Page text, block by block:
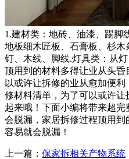
1.建材类：地砖、油漆、踢脚
地板细木匠板、石膏板、杉木
钉、木线、脚线.灯具类：从
顶用到的材料多得让业从头
以或许让拆修的业从愈加便
修材料清单，为了可以或许
起来哦！下面小编将带来超
会脱漏，家居拆修过程顶用
容易就会脱漏！
上一篇： 保家拆相关产物系统